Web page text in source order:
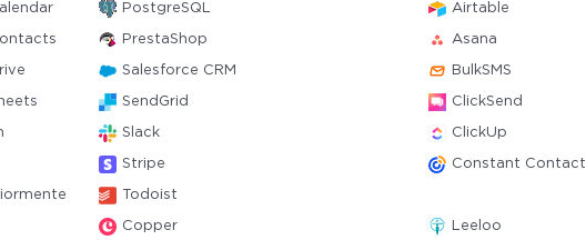
PostgreSQL
PrestaShop
Salesforce CRM
SendGrid
Slack
Stripe
Todoist
Copper
Airtable
Asana
BulkSMS
ClickSend
ClickUp
Constant Contact
Leeloo